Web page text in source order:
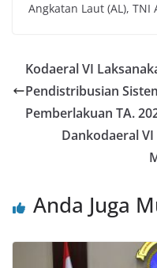
Angkatan Laut (AL),
Kodaeral VI
Pendistribusian
Pemberlakuan TA.
Dankodaeral VI
Anda Juga